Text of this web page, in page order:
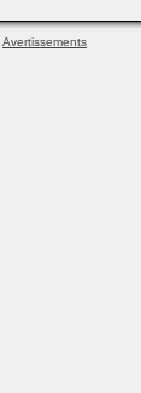
Avertissements